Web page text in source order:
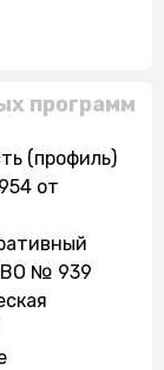
программ
(профиль)
от
ВО № 939